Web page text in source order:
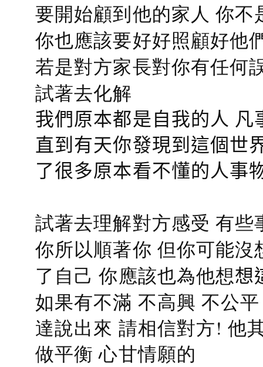
要開始顧到他的家人 你
你也應該要好好照顧好他
若是對方家長對你有任何
試著去化解
我們原本都是自我的人
直到有天你發現到這個世
了很多原本看不懂的人事
試著去理解對方感受 有
你所以順著你 但你可能
了自己 你應該也為他想想
如果有不滿 不高興 不公
達說出來 請相信對方! 他
做平衡 心甘情願的